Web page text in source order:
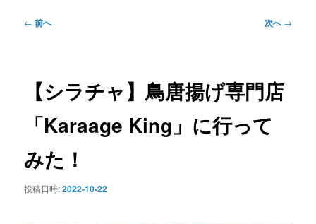
投← 前へ 次へ→
【シラチャ】鳥唐揚げ専門店
「Karaage King」に行って
みた！
投稿日時:2022-10-22